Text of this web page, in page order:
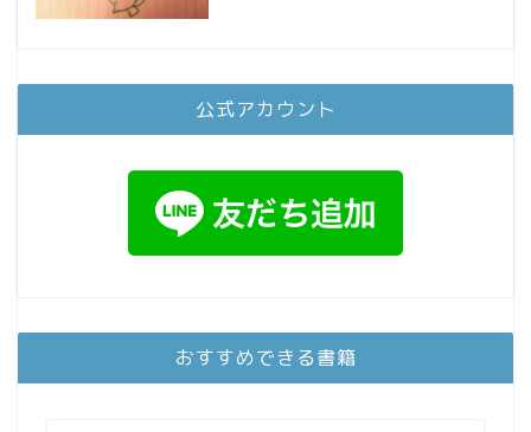
公式アカウント
おすすめできる書籍